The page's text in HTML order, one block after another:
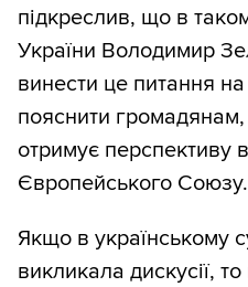
підкреслив, що в
України Володимир
винести це питання
пояснити
отримує перспективу
Європейського Союзу.
Якщо в українському
викликала дискусії, то